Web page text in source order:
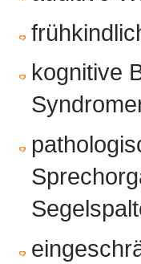
kognitive